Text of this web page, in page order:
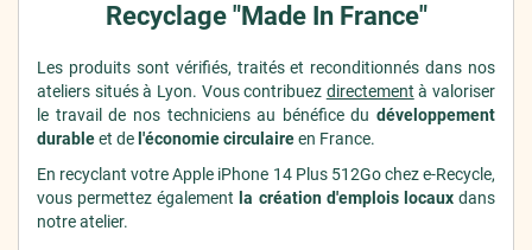
Recyclage "Made In France"
Les produits sont vérifiés, traités et reconditionnés dans nos
ateliers situés à Lyon. Vous contribuez directement à valoriser
le travail de nos techniciens au bénéfice du développement
durableet de l'économie circulaireen France.
En recyclant votre Apple iPhone 14 Plus 512Go chez e-Recycle,
vous permettez également la création d'emplois locauxdans
notre atelier.